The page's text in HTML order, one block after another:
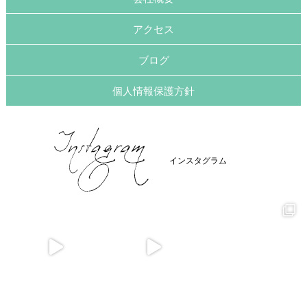
アクセス
ブログ
個人情報保護方針
インスタグラム